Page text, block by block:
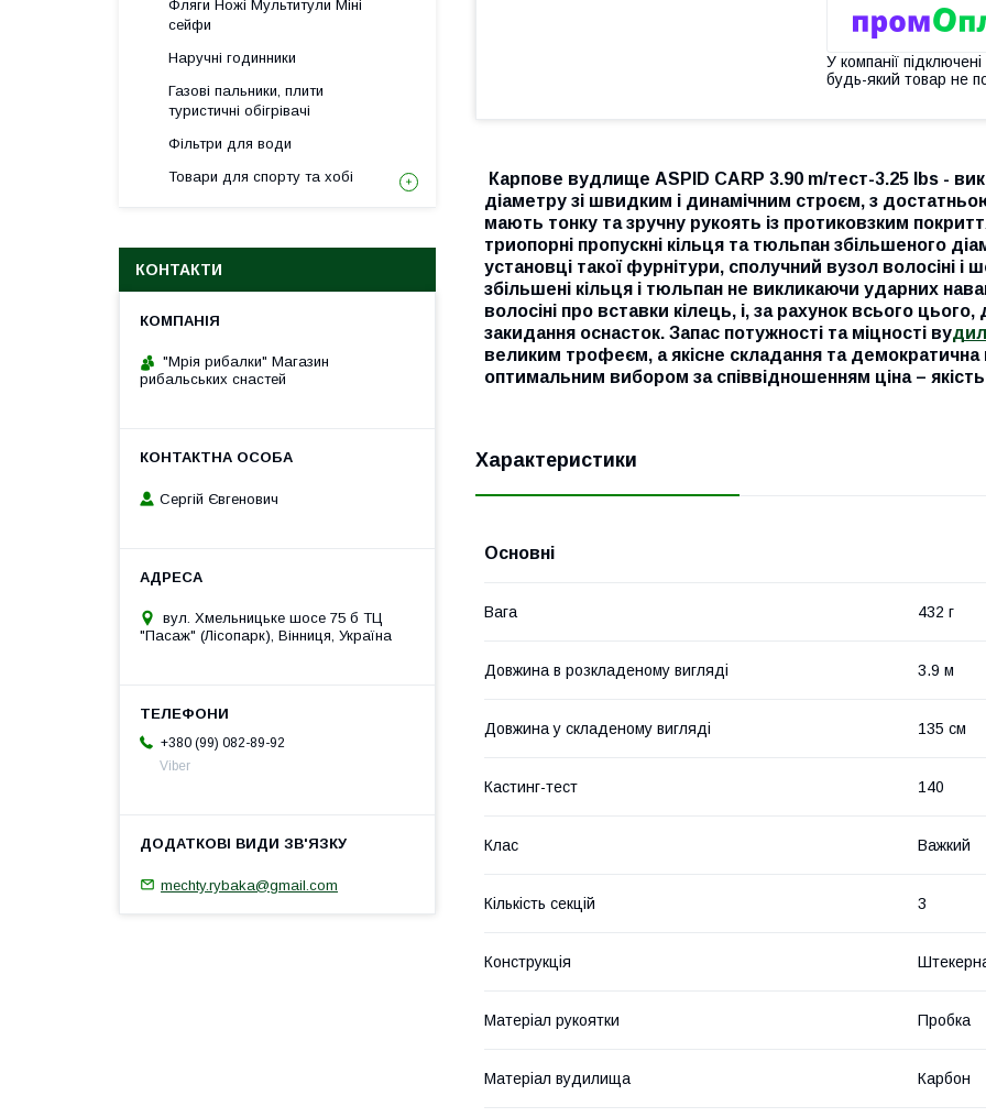
У компанії
будь-який товар не
Карпове вудлище ASPID CARP 3.90 m/тест-3.25 lbs -
діаметру зі швидким і динамічним строєм, з
мають тонку та зручну рукоять із протиковзким
триопорні пропускні кільця та тюльпан збільшеного
установці такої фурнітури, сполучний вузол волосіні і
збільшені кільця і тюльпан не викликаючи ударних
волосіні про вставки кілець, і, за рахунок всього
закидання оснасток. Запас потужності та міцності ву
великим трофеєм, а якісне складання та демократична
оптимальним вибором за співвідношенням ціна –
Характеристики
Основні
Вага 432 г
Довжина в розкладеному вигляді 3.9 м
Довжина у складеному вигляді 135 см
Кастинг-тест 140
Клас Важкий
Кількість секцій 3
Конструкція
Матеріал рукоятки Пробка
Матеріал вудилища Карбон
Фляги Ножі Мультитули Міні
сейфи
Наручні годинники
Газові пальники, плити
туристичні обігрівачі
Фільтри для води
Товари для спорту та хобі
КОНТАКТИ
"Мрія рибалки" Магазин
рибальських снастей
Сергій Євгенович
вул. Хмельницьке шосе 75 б ТЦ
"Пасаж" (Лісопарк), Вінниця, Україна
+380 (99) 082-89-92
Viber
mechty.rybaka@gmail.com